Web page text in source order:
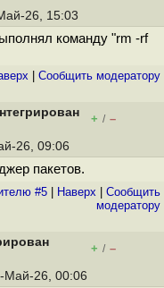
26, 15:03
команду "rm -rf
Cообщить модератору
+ / –
26, 09:06
пакетов.
#5 Наверх
Cообщить
модератору
+ / –
Май-26, 00:06